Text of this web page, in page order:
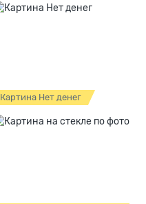
Картина Нет денег